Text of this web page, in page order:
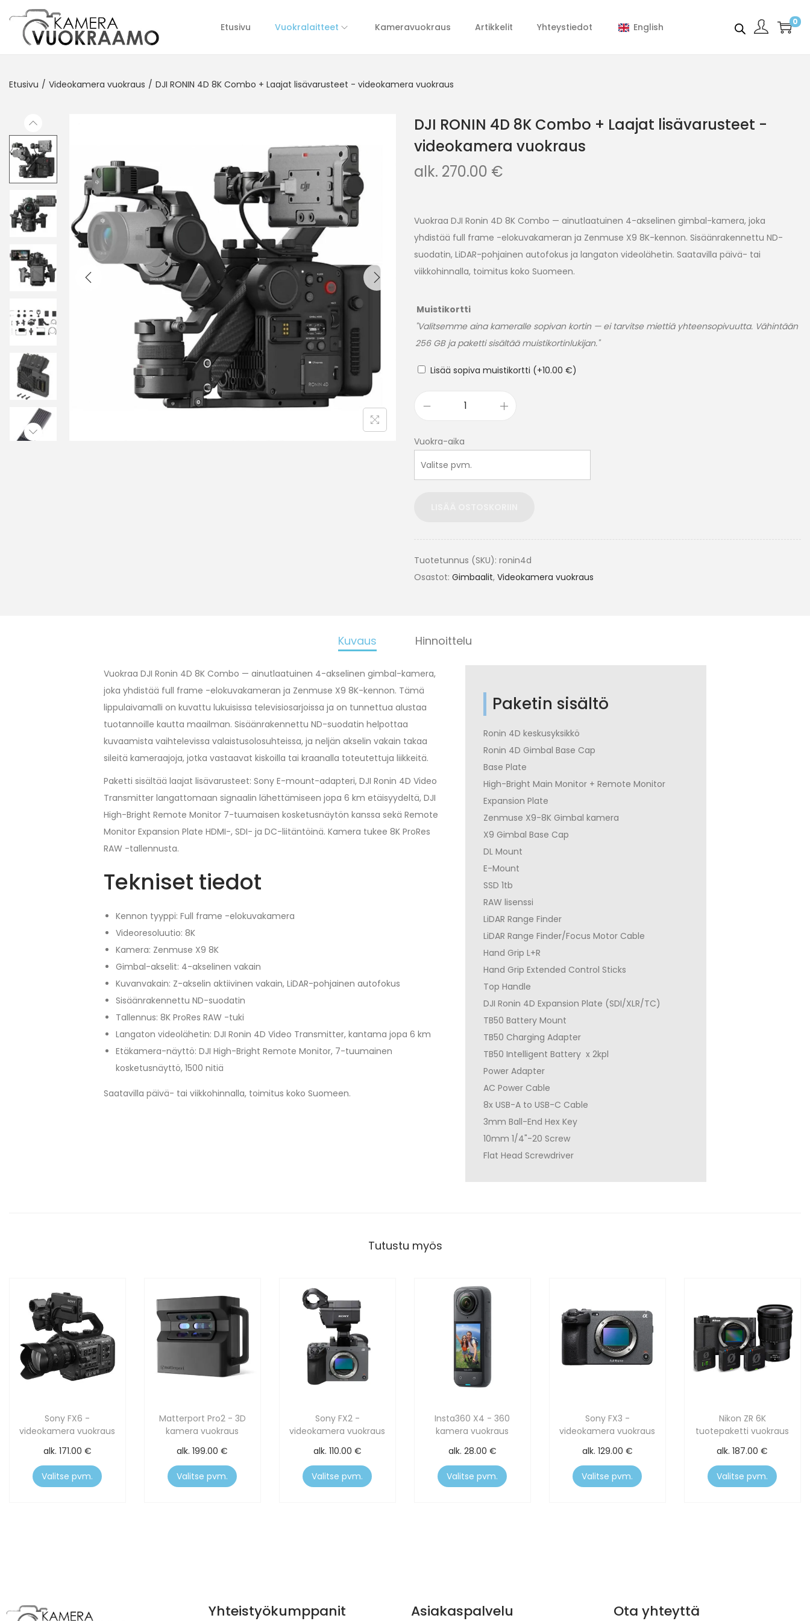
Etusivu Vuokralaitteet Kameravuokraus Artikkelit Yhteystiedot English 0
Etusivu / Videokamera vuokraus / DJI RONIN 4D 8K Combo + Laajat lisävarusteet - videokamera vuokraus
DJI RONIN 4D 8K Combo + Laajat lisävarusteet -
videokamera vuokraus
alk. 270.00 €
Vuokraa DJI Ronin 4D 8K Combo — ainutlaatuinen 4-akselinen gimbal-kamera, joka
yhdistää full frame -elokuvakameran ja Zenmuse X9 8K-kennon. Sisäänrakennettu ND-
suodatin, LiDAR-pohjainen autofokus ja langaton videolähetin. Saatavilla päivä- tai
viikkohinnalla, toimitus koko Suomeen.
Muistikortti
"Valitsemme aina kameralle sopivan kortin — ei tarvitse miettiä yhteensopivuutta. Vähintään
256 GB ja paketti sisältää muistikortinlukijan."
Lisää sopiva muistikortti (+10.00 €)
Vuokra-aika
Tuotetunnus (SKU): ronin4d
Osastot: Gimbaalit, Videokamera vuokraus
Kuvaus Hinnoittelu
Vuokraa DJI Ronin 4D 8K Combo — ainutlaatuinen 4-akselinen gimbal-kamera,
joka yhdistää full frame -elokuvakameran ja Zenmuse X9 8K-kennon. Tämä
lippulaivamalli on kuvattu lukuisissa televisiosarjoissa ja on tunnettua alustaa
tuotannoille kautta maailman. Sisäänrakennettu ND-suodatin helpottaa
kuvaamista vaihtelevissa valaistusolosuhteissa, ja neljän akselin vakain takaa
sileitä kameraajoja, jotka vastaavat kiskoilla tai kraanalla toteutettuja liikkeitä.
Paketti sisältää laajat lisävarusteet: Sony E-mount-adapteri, DJI Ronin 4D Video
Transmitter langattomaan signaalin lähettämiseen jopa 6 km etäisyydeltä, DJI
High-Bright Remote Monitor 7-tuumaisen kosketusnäytön kanssa sekä Remote
Monitor Expansion Plate HDMI-, SDI- ja DC-liitäntöinä. Kamera tukee 8K ProRes
RAW -tallennusta.
Tekniset tiedot
Kennon tyyppi: Full frame -elokuvakamera
Videoresoluutio: 8K
Kamera: Zenmuse X9 8K
Gimbal-akselit: 4-akselinen vakain
Kuvanvakain: Z-akselin aktiivinen vakain, LiDAR-pohjainen autofokus
Sisäänrakennettu ND-suodatin
Tallennus: 8K ProRes RAW -tuki
Langaton videolähetin: DJI Ronin 4D Video Transmitter, kantama jopa 6 km
Etäkamera-näyttö: DJI High-Bright Remote Monitor, 7-tuumainen
kosketusnäyttö, 1500 nitiä
Saatavilla päivä- tai viikkohinnalla, toimitus koko Suomeen.
Paketin sisältö
Ronin 4D keskusyksikkö
Ronin 4D Gimbal Base Cap
Base Plate
High-Bright Main Monitor + Remote Monitor
Expansion Plate
Zenmuse X9-8K Gimbal kamera
X9 Gimbal Base Cap
DL Mount
E-Mount
SSD 1tb
RAW lisenssi
LiDAR Range Finder
LiDAR Range Finder/Focus Motor Cable
Hand Grip L+R
Hand Grip Extended Control Sticks
Top Handle
DJI Ronin 4D Expansion Plate (SDI/XLR/TC)
TB50 Battery Mount
TB50 Charging Adapter
TB50 Intelligent Battery x 2kpl
Power Adapter
AC Power Cable
8x USB-A to USB-C Cable
3mm Ball-End Hex Key
10mm 1/4"-20 Screw
Flat Head Screwdriver
Tutustu myös
Sony FX6 -
videokamera vuokraus
alk. 171.00 €
Valitse pvm.
Matterport Pro2 - 3D
kamera vuokraus
alk.199.00€
Valitse pvm.
Sony FX2 -
videokamera vuokraus
alk. 110.00 €
Valitse pvm.
Insta360 X4 - 360
kamera vuokraus
alk. 28.00 €
Valitse pvm.
Sony FX3 -
videokamera vuokraus
alk. 129.00 €
Valitse pvm.
Nikon ZR 6K
tuotepaketti vuokraus
alk.187.00€
Valitse pvm.
Yhteistyökumppanit Asiakaspalvelu Ota yhteyttä